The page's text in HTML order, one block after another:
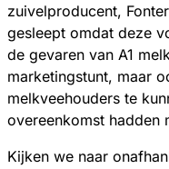
zuivelproducent,
gesleept omdat deze
de gevaren van A1
marketingstunt, maar
melkveehouders te
overeenkomst hadden
Kijken we naar